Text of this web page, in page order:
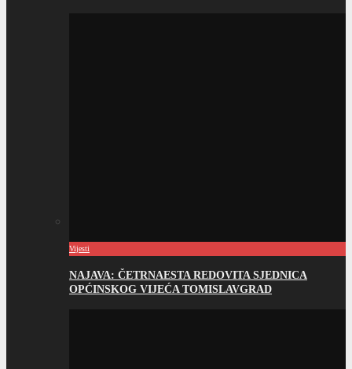
Vijesti
NAJAVA: ČETRNAESTA REDOVITA SJEDNICA
OPĆINSKOG VIJEĆA TOMISLAVGRAD